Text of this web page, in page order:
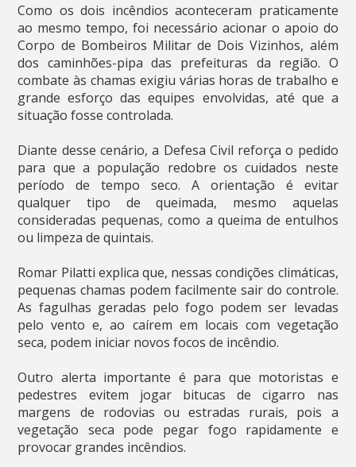
Como os dois incêndios aconteceram praticamente
ao mesmo tempo, foi necessário acionar o apoio do
Corpo de Bombeiros Militar de Dois Vizinhos, além
dos caminhões-pipa das prefeituras da região. O
combate às chamas exigiu várias horas de trabalho e
grande esforço das equipes envolvidas, até que a
situação fosse controlada.
Diante desse cenário, a Defesa Civil reforça o pedido
para que a população redobre os cuidados neste
período de tempo seco. A orientação é evitar
qualquer tipo de queimada, mesmo aquelas
consideradas pequenas, como a queima de entulhos
ou limpeza de quintais.
Romar Pilatti explica que, nessas condições climáticas,
pequenas chamas podem facilmente sair do controle.
As fagulhas geradas pelo fogo podem ser levadas
pelo vento e, ao caírem em locais com vegetação
seca, podem iniciar novos focos de incêndio.
Outro alerta importante é para que motoristas e
pedestres evitem jogar bitucas de cigarro nas
margens de rodovias ou estradas rurais, pois a
vegetação seca pode pegar fogo rapidamente e
provocar grandes incêndios.